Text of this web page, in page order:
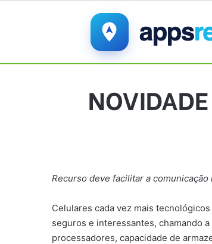
Recurso deve facilitar a
Celulares cada vez mais
seguros e interessantes, chamando
processadores, capacidade de